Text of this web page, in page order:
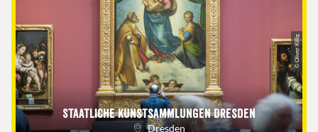
Staatliche Kunstsammlungen Dresden
Dresden
© Oliver Killig